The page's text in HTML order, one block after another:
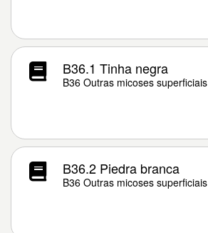
B36.1 Tinha negra
B36 Outras micoses superficiais
B36.2 Piedra branca
B36 Outras micoses superficiais